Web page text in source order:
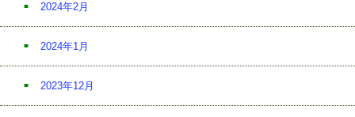
2024年2月
2024年1月
2023年12月